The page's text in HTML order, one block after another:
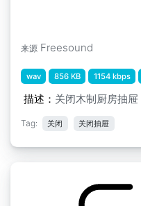
来源 Freesound
wav 856 KB 1154 kbps
描述： 关闭木制厨房抽屉
Tag: 关闭 关闭抽屉